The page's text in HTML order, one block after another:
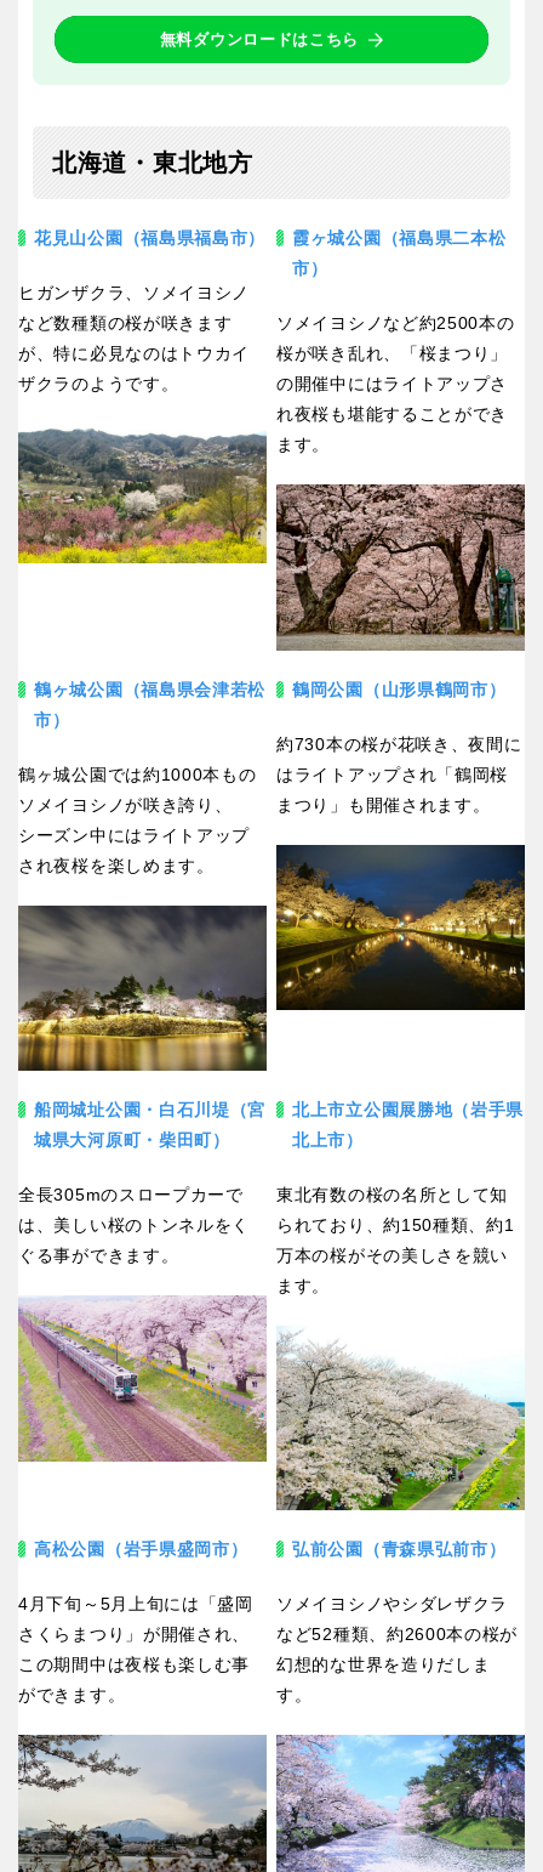
中国・四国
鳥取
岡山 広島
山口
香川 愛媛
九州・沖縄
長崎
大分 宮崎
鹿児島
特徴で探す
無料ダウンロードはこちら
北海道・東北地方
花見山公園（福島県福島市）
ヒガンザクラ、ソメイヨシノ
など数種類の桜が咲きます
が、特に必見なのはトウカイ
ザクラのようです。
霞ヶ城公園（福島県二本松
市）
ソメイヨシノなど約2500本の
桜が咲き乱れ、「桜まつり」
の開催中にはライトアップさ
れ夜桜も堪能することができ
ます。
鶴ヶ城公園（福島県会津若松
市）
鶴ヶ城公園では約1000本もの
ソメイヨシノが咲き誇り、
シーズン中にはライトアップ
され夜桜を楽しめます。
鶴岡公園（山形県鶴岡市）
約730本の桜が花咲き、夜間に
はライトアップされ「鶴岡桜
まつり」も開催されます。
船岡城址公園・白石川堤（宮
城県大河原町・柴田町）
全長305mのスロープカーで
は、美しい桜のトンネルをく
ぐる事ができます。
北上市立公園展勝地（岩手県
北上市）
東北有数の桜の名所として知
られており、約150種類、約1
万本の桜がその美しさを競い
ます。
高松公園（岩手県盛岡市）
4月下旬～5月上旬には「盛岡
さくらまつり」が開催され、
この期間中は夜桜も楽しむ事
ができます。
弘前公園（青森県弘前市）
ソメイヨシノやシダレザクラ
など52種類、約2600本の桜が
幻想的な世界を造りだしま
す。